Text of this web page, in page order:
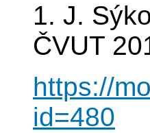
1. J.
ČVUT
https://
id=480